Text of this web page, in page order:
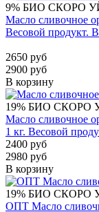
9% БИО СКОРО
Масло сливочное
Весовой продукт.
2650 руб
2900 руб
В корзину
19% БИО СКОРО
Масло сливочное
1 кг. Весовой
2400 руб
2980 руб
В корзину
19% БИО СКОРО
ОПТ Масло